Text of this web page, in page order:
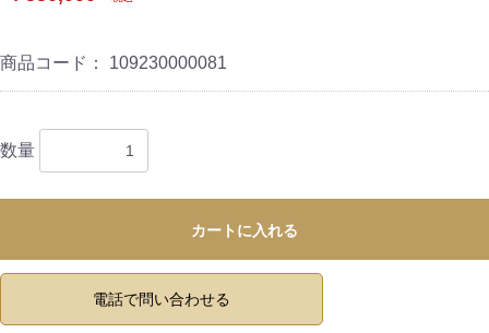
商品コード： 109230000081
数量
カートに入れる
電話で問い合わせる